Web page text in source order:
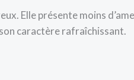
Elle présente moins
caractère rafraîchissant.